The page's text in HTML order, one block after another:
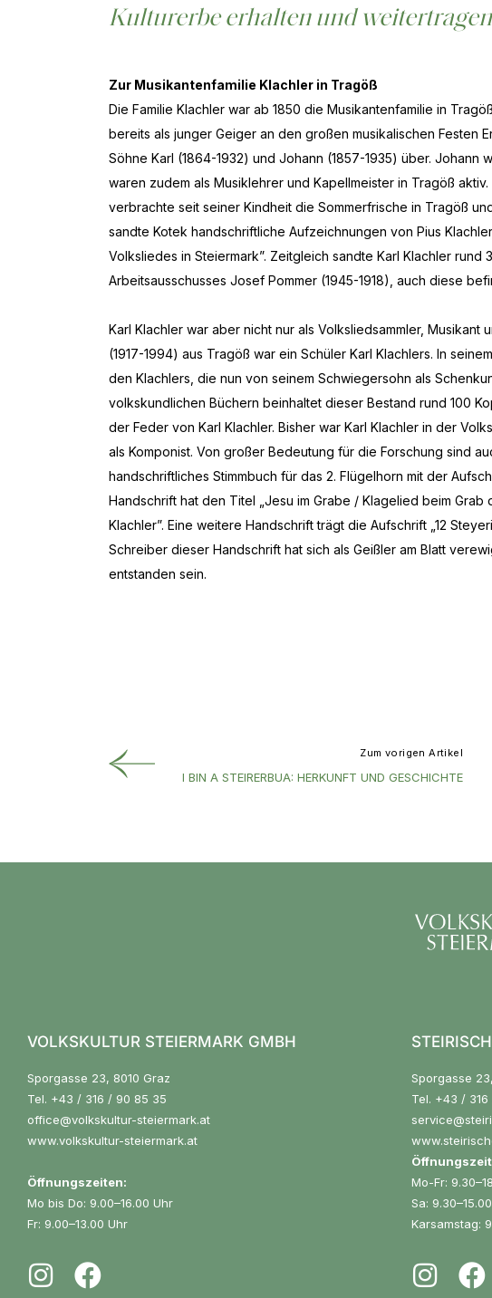
Kulturerbe erhalten und
Zur Musikantenfamilie Klachler in Tragöß
Die Familie Klachler war ab 1850 die Musikantenfamilie in
bereits als junger Geiger an den großen musikalischen Festen
Söhne Karl (1864-1932) und Johann (1857-1935) über.
waren zudem als Musiklehrer und Kapellmeister in Tragöß
verbrachte seit seiner Kindheit die Sommerfrische in Tragöß
sandte Kotek handschriftliche Aufzeichnungen von Pius
Volksliedes in Steiermark”. Zeitgleich sandte Karl Klachler
Arbeitsausschusses Josef Pommer (1945-1918), auch diese
Karl Klachler war aber nicht nur als Volksliedsammler,
(1917-1994) aus Tragöß war ein Schüler Karl Klachlers. In
den Klachlers, die nun von seinem Schwiegersohn als
volkskundlichen Büchern beinhaltet dieser Bestand rund 100
der Feder von Karl Klachler. Bisher war Karl Klachler in der
als Komponist. Von großer Bedeutung für die Forschung sind
handschriftliches Stimmbuch für das 2. Flügelhorn mit der
Handschrift hat den Titel „Jesu im Grabe / Klagelied beim
Klachler”. Eine weitere Handschrift trägt die Aufschrift „12
Schreiber dieser Handschrift hat sich als Geißler am Blatt
entstanden sein.
Zum vorigen Artikel
I BIN A STEIRERBUA: HERKUNFT UND GESCHICHTE
VOLKSKULTUR STEIERMARK GMBH
Sporgasse 23, 8010 Graz
Tel. +43 / 316 / 90 85 35
office@volkskultur-steiermark.at
www.volkskultur-steiermark.at
Öffnungszeiten:
Mo bis Do: 9.00–16.00 Uhr
Fr: 9.00–13.00 Uhr
Sporgasse
Tel. +43 / 316
Mo-Fr:
Sa:
Karsamstag: